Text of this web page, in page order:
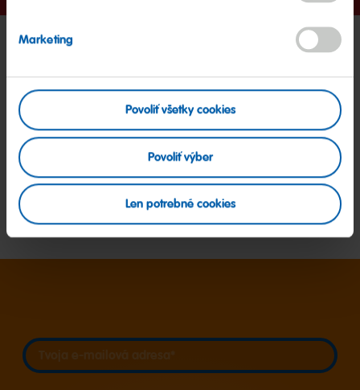
Marketing
Povoliť všetky cookies
Povoliť výber
Len potrebné cookies
Vyskúšajte ďalšie Haribo
nápady a recepty
Zistiť viac